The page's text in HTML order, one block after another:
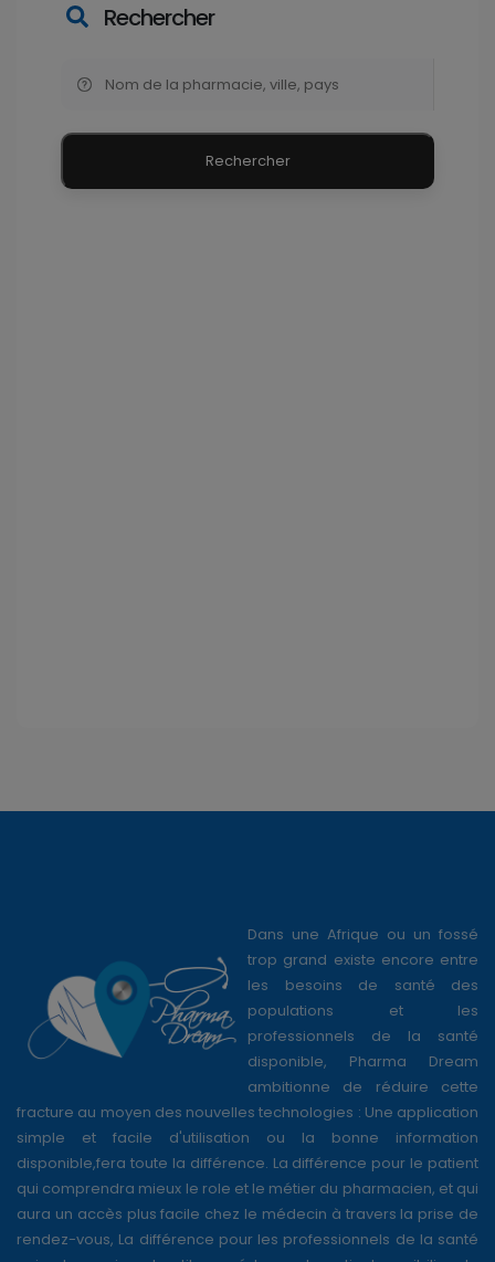
Rechercher
Rechercher
Dans une Afrique ou un fossé
trop grand existe encore entre
les besoins de santé des
populations et les
professionnels de la santé
disponible, Pharma Dream
ambitionne de réduire cette
fracture au moyen des nouvelles technologies : Une application
simple et facile d'utilisation ou la bonne information
disponible,fera toute la différence. La différence pour le patient
qui comprendra mieux le role et le métier du pharmacien, et qui
aura un accès plus facile chez le médecin à travers la prise de
rendez-vous, La différence pour les professionnels de la santé